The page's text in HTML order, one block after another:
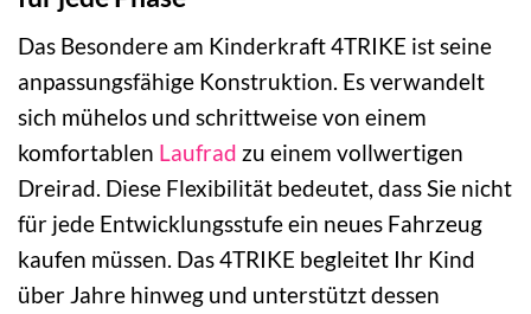
Das Besondere am Kinderkraft 4TRIKE ist seine
anpassungsfähige Konstruktion. Es verwandelt
sich mühelos und schrittweise von einem
komfortablen Laufrad zu einem vollwertigen
Dreirad. Diese Flexibilität bedeutet, dass Sie nicht
für jede Entwicklungsstufe ein neues Fahrzeug
kaufen müssen. Das 4TRIKE begleitet Ihr Kind
über Jahre hinweg und unterstützt dessen